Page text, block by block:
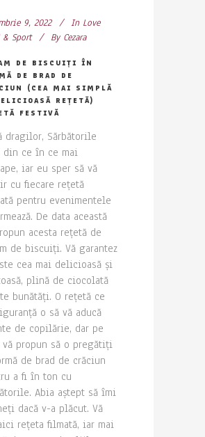
9, 2022 In Love
& Sport
By Cezara
DE BISCUIȚI ÎN
DE BRAD DE
(CEA MAI SIMPLĂ
REȚETĂ)
FESTIVĂ
dragilor, Sărbătorile
din ce în ce mai
iar eu sper să vă
cu fiecare rețetă
pentru evenimentele
De data această
acesta rețetă de
de biscuiți. Vă garantez
cea mai delicioasă și
plină de ciocolată
bunătăți. O rețetă ce
o să vă aducă
de copilărie, dar pe
vă propun să o pregătiți
de brad de crăciun
a fi în ton cu
Abia aștept să îmi
dacă v-a plăcut. Vă
rețeta filmată, iar mai